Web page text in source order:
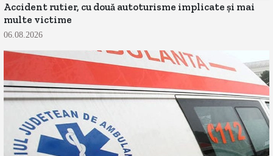
Accident rutier, cu două autoturisme implicate și mai
multe victime
06.08.2026